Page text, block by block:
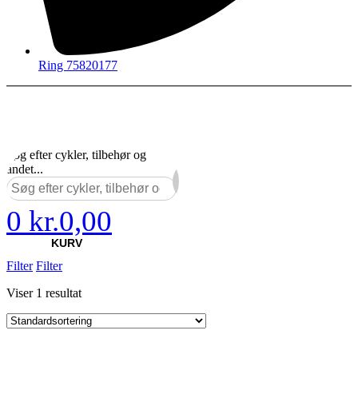
Ring 75820177
Søg efter cykler, tilbehør og
andet...
0 kr.0,00
KURV
Filter Filter
Viser 1 resultat